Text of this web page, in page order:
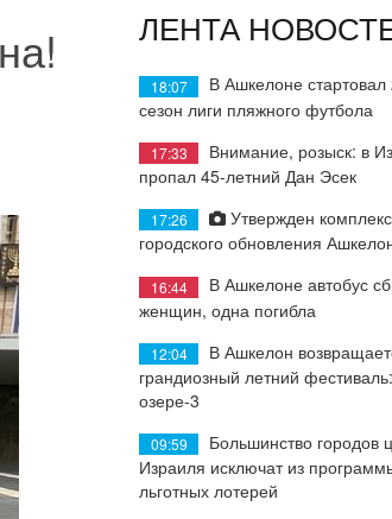
ЛЕНТА
18:07
В Ашкелоне стартовал
сезон лиги пляжного футбола
17:33
Внимание, розыск: в
пропал 45-летний Дан Эсек
17:26
Утвержден
городского обновления
16:44
В Ашкелоне автобус
женщин, одна погибла
12:04
В Ашкелон
грандиозный летний
озере-3
09:59
Большинство городов
Израиля исключат из
льготных лотерей